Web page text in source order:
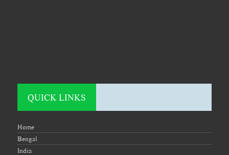
QUICK LINKS
Home
Bengal
India